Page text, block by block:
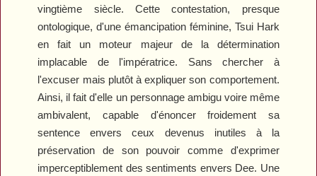
vingtième siècle. Cette contestation, presque
ontologique, d'une émancipation féminine, Tsui Hark
en fait un moteur majeur de la détermination
implacable de l'impératrice. Sans chercher à
l'excuser mais plutôt à expliquer son comportement.
Ainsi, il fait d'elle un personnage ambigu voire même
ambivalent, capable d'énoncer froidement sa
sentence envers ceux devenus inutiles à la
préservation de son pouvoir comme d'exprimer
imperceptiblement des sentiments envers Dee. Une